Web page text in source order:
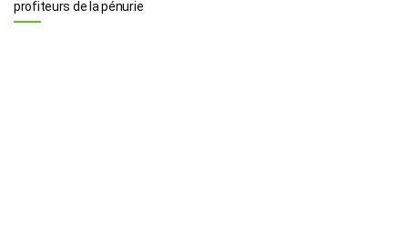
profiteurs de la pénurie